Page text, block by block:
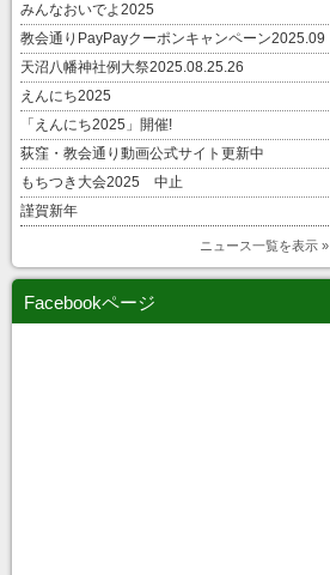
みんなおいでよ2025
教会通りPayPayクーポンキャンペーン2025.09
天沼八幡神社例大祭2025.08.25.26
えんにち2025
「えんにち2025」開催!
荻窪・教会通り動画公式サイト更新中
もちつき大会2025 中止
謹賀新年
ニュース一覧を表示 »
Facebookページ